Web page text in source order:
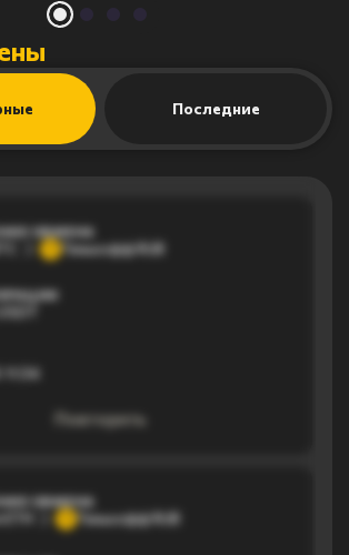
Последние
ОБМЕНА
Тинькофф RUB
Повторить
ОБМЕНА
Тинькофф RUB